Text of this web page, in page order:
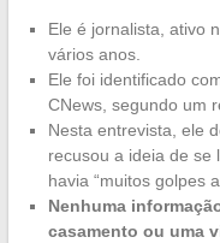
Ele é jornalista, ativo
vários anos.
Ele foi identificado
CNews, segundo um
Nesta entrevista, ele
recusou a ideia de se
havia “muitos golpes
Nenhuma
casamento ou uma